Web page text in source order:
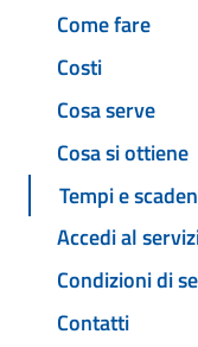
Come fare
Costi
Cosa serve
Cosa si ottiene
Tempi e
Accedi al
Condizioni di
Contatti